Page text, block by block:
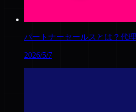
パートナーセールスとは？代
2026/5/7